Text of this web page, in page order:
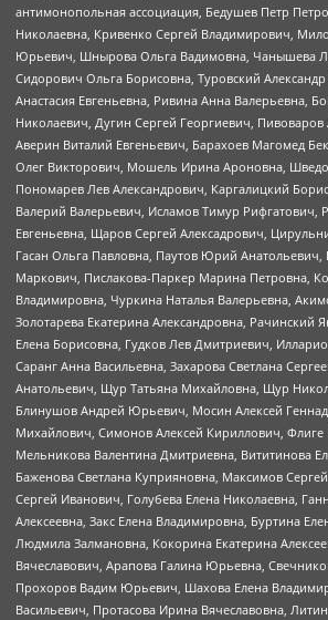
антимонопольная ассоциация, Бедушев Петр
Николаевна, Кривенко Сергей Владимирович,
Юрьевич, Шнырова Ольга Вадимовна, Чанышева
Сидорович Ольга Борисовна, Туровский Александр
Анастасия Евгеньевна, Ривина Анна Валерьевна,
Николаевич, Дугин Сергей Георгиевич, Пивоваров
Аверин Виталий Евгеньевич, Барахоев Магомед
Олег Викторович, Мошель Ирина Ароновна,
Пономарев Лев Александрович, Каргалицкий
Валерий Валерьевич, Исламов Тимур Рифгатович,
Евгеньевна, Щаров Сергей Алексадрович,
Гасан Ольга Павловна, Паутов Юрий Анатольевич,
Маркович, Пислакова-Паркер Марина Петровна,
Владимировна, Чуркина Наталья Валерьевна,
Золотарева Екатерина Александровна, Рачинский
Елена Борисовна, Гудков Лев Дмитриевич,
Саранг Анна Васильевна, Захарова Светлана
Анатольевич, Щур Татьяна Михайловна, Щур
Блинушов Андрей Юрьевич, Мосин Алексей
Михайлович, Симонов Алексей Кириллович, Флиге
Мельникова Валентина Дмитриевна, Вититинова
Баженова Светлана Куприяновна, Максимов
Сергей Иванович, Голубева Елена Николаевна,
Алексеевна, Закс Елена Владимировна, Буртина
Людмила Залмановна, Кокорина Екатерина
Вячеславович, Арапова Галина Юрьевна,
Прохоров Вадим Юрьевич, Шахова Елена
Васильевич, Протасова Ирина Вячеславовна,